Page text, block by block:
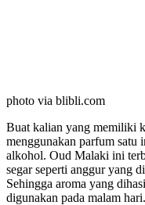
photo via blibli.com
Buat kalian yang memiliki
menggunakan parfum satu
alkohol. Oud Malaki ini
segar seperti anggur yang
Sehingga aroma yang
digunakan pada malam hari.